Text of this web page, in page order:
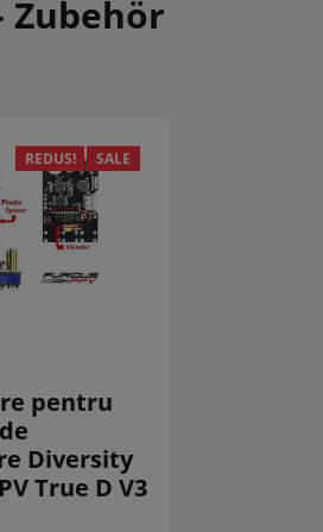
Zubehör
REDUS! SALE
pentru
Diversity
True D V3